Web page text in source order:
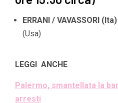
ERRANI / VAVASSORI (Ita)
(Usa)
LEGGI ANCHE
Palermo, smantellata la
arresti